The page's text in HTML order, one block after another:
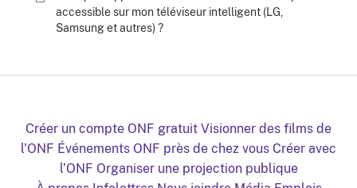
accessible sur mon téléviseur intelligent (LG,
Samsung et autres) ?
Créer un compte ONF gratuit Visionner des films de
l'ONF Événements ONF près de chez vous Créer avec
l’ONF Organiser une projection publique